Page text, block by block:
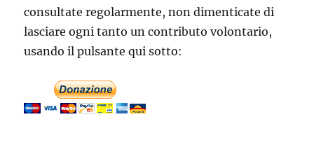
consultate regolarmente, non dimenticate di
lasciare ogni tanto un contributo volontario,
usando il pulsante qui sotto: